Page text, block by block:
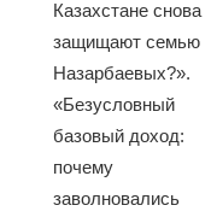
Казахстане снова
защищают семью
Назарбаевых?».
«Безусловный
базовый доход:
почему
заволновались